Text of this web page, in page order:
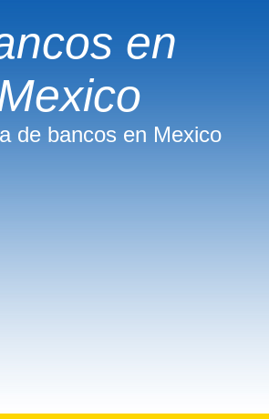
en
de bancos en Mexico